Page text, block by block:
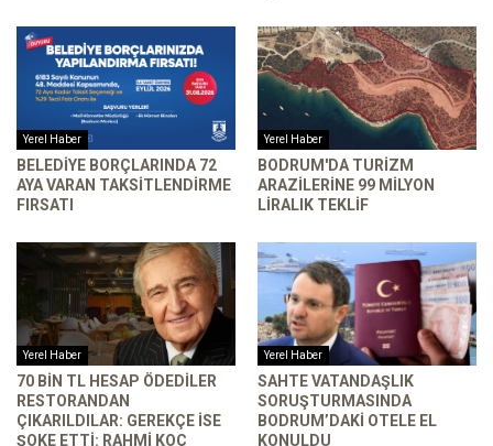
Yerel Haber
BELEDIYE BORÇLARINDA 72
AYA VARAN TAKSITLENDIRME
FIRSATI
Yerel Haber
BODRUM'DA TURIZM
ARAZILERINE 99 MILYON
LIRALIK TEKLIF
Yerel Haber
70 BIN TL HESAP ÖDEDILER
RESTORANDAN
ÇIKARILDILAR: GEREKÇE ISE
ŞOKE ETTI: RAHMI KOÇ
Yerel Haber
SAHTE VATANDAŞLIK
SORUŞTURMASINDA
BODRUM’DAKI OTELE EL
KONULDU